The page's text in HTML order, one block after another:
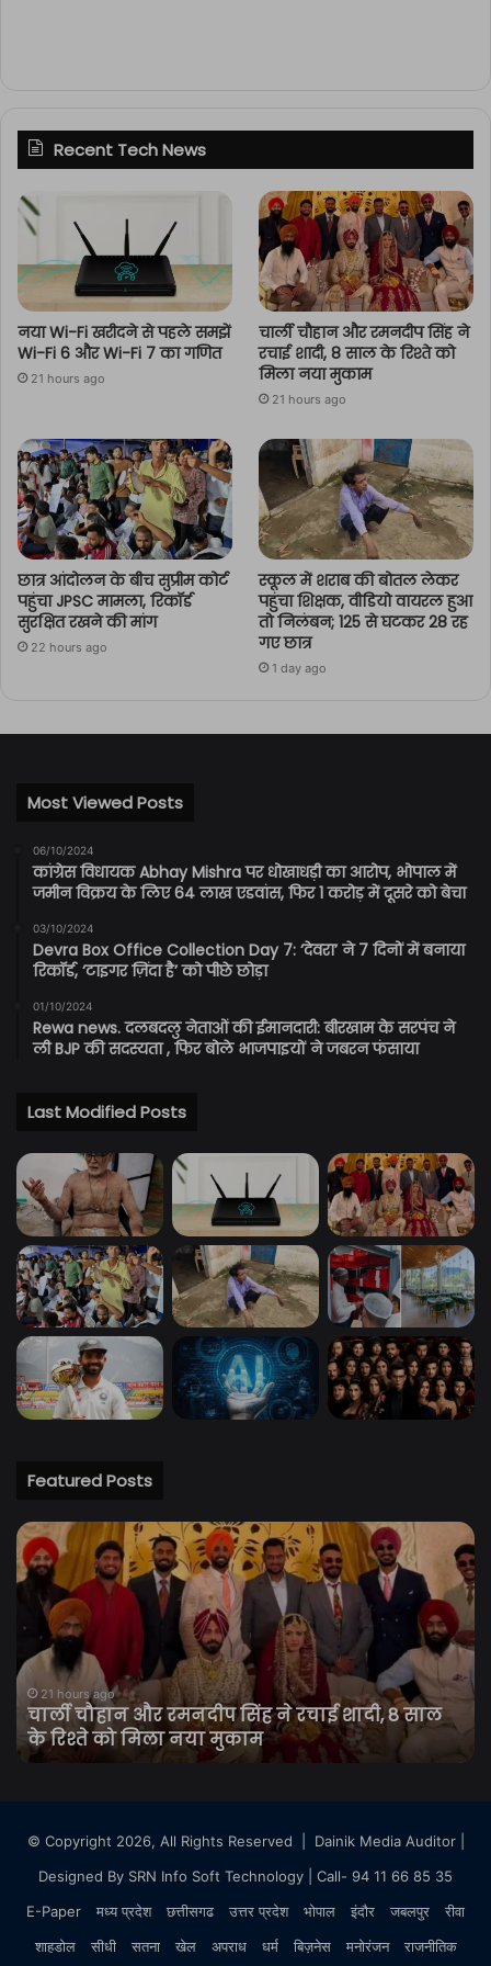
Recent Tech News
नया Wi-Fi खरीदने से पहले समझें
Wi-Fi 6 और Wi-Fi 7 का गणित
21 hours ago
चार्ली चौहान और रमनदीप सिंह ने
रचाई शादी, 8 साल के रिश्ते को
मिला नया मुकाम
21 hours ago
छात्र आंदोलन के बीच सुप्रीम कोर्ट
पहुंचा JPSC मामला, रिकॉर्ड
सुरक्षित रखने की मांग
22 hours ago
स्कूल में शराब की बोतल लेकर
पहुंचा शिक्षक, वीडियो वायरल हुआ
तो निलंबन; 125 से घटकर 28 रह
गए छात्र
1 day ago
Most Viewed Posts
06/10/2024
कांग्रेस विधायक Abhay Mishra पर धोखाधड़ी का आरोप, भोपाल में
जमीन विक्रय के लिए 64 लाख एडवांस, फिर 1 करोड़ में दूसरे को बेचा
03/10/2024
Devra Box Office Collection Day 7: ‘देवरा’ ने 7 दिनों में बनाया
रिकॉर्ड, ‘टाइगर ज़िंदा है’ को पीछे छोड़ा
01/10/2024
Rewa news. दलबदलु नेताओं की ईमानदारी: बीरखाम के सरपंच ने
ली BJP की सदस्यता , फिर बोले भाजपाइयों ने जबरन फंसाया
Last Modified Posts
Featured Posts
चार्ली
चौहान
और
रमनदीप
सिंह
रचाई
शादी,
साल
के
मुकाम
21 hours ago
चार्ली चौहान और रमनदीप सिंह ने रचाई शादी, 8 साल
के रिश्ते को मिला नया मुकाम
के
© Copyright 2026, All Rights Reserved | Dainik Media Auditor|
Designed By SRN Info Soft Technology | Call- 94 11 66 85 35
E-Paper
मध्य प्रदेश छत्तीसगढ उत्तर प्रदेश भोपाल इंदौर जबलपुर
रीवा
शाहडोल
सीधी सतना खेल अपराध धर्म बिज़नेस मनोरंजन राजनीतिक